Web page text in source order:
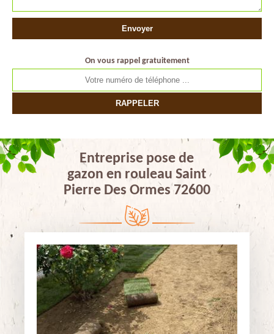
On vous rappel gratuitement
Entreprise pose de
gazon en rouleau Saint
Pierre Des Ormes 72600